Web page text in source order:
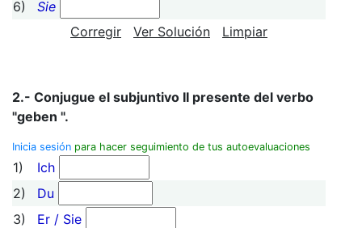
6)
Sie
Corregir
Ver Solución Limpiar
2.- Conjugue el subjuntivo II presente del verbo
"geben ".
Inicia sesión para hacer seguimiento de tus autoevaluaciones
1)
Ich
2)
Du
3)
Er / Sie